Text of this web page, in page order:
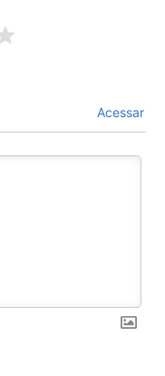
Acessar